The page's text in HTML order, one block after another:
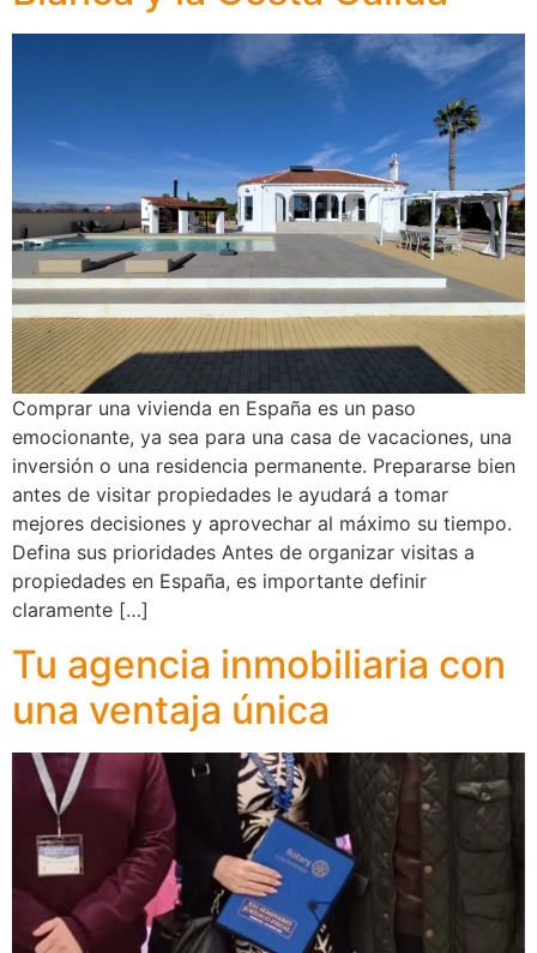
Comprar una vivienda en España es un paso
emocionante, ya sea para una casa de vacaciones, una
inversión o una residencia permanente. Prepararse bien
antes de visitar propiedades le ayudará a tomar
mejores decisiones y aprovechar al máximo su tiempo.
Defina sus prioridades Antes de organizar visitas a
propiedades en España, es importante definir
claramente […]
Tu agencia inmobiliaria con
una ventaja única